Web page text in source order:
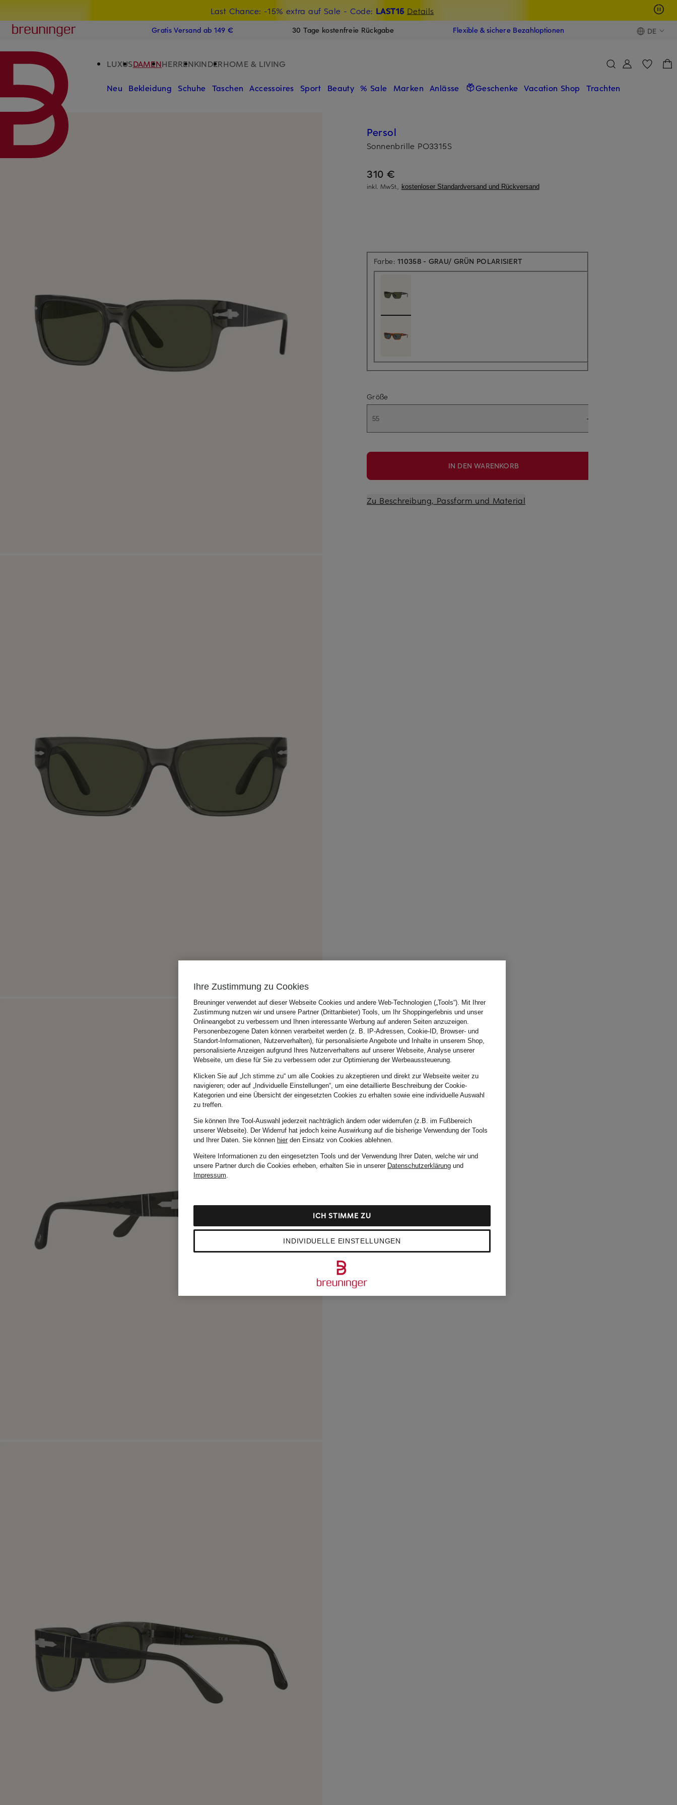
Last Chance: -15% extra auf Sale - Code: LAST15 Details
15€-Willkommensgutschein mit Beyond sichern
Breuninger
Gratis Versand ab 149 € 30 Tage kostenfreie Rückgabe Flexible & sichere Bezahloptionen DE
LUXUSDAMENHERRENKINDERHOME & LIVING
Neu Bekleidung Schuhe Taschen Accessoires Sport Beauty % Sale Marken Anlässe Geschenke Vacation Shop Trachten
Persol
Sonnenbrille PO3315S
310 €
inkl. MwSt., kostenloser Standardversand und Rückversand
Farbe:110358 - GRAU/ GRÜN POLARISIERT
Größe
55
IN DEN WARENKORB
Zu Beschreibung, Passform und Material
Ihre Zustimmung zu Cookies
Breuninger verwendet auf dieser Webseite Cookies und andere Web-Technologien („Tools“). Mit Ihrer
Zustimmung nutzen wir und unsere Partner (Drittanbieter) Tools, um Ihr Shoppingerlebnis und unser
Onlineangebot zu verbessern und Ihnen interessante Werbung auf anderen Seiten anzuzeigen.
Personenbezogene Daten können verarbeitet werden (z. B. IP-Adressen, Cookie-ID, Browser- und
Standort-Informationen, Nutzerverhalten), für personalisierte Angebote und Inhalte in unserem Shop,
personalisierte Anzeigen aufgrund Ihres Nutzerverhaltens auf unserer Webseite, Analyse unserer
Webseite, um diese für Sie zu verbessern oder zur Optimierung der Werbeaussteuerung.
Klicken Sie auf „Ich stimme zu“ um alle Cookies zu akzeptieren und direkt zur Webseite weiter zu
navigieren; oder auf „Individuelle Einstellungen“, um eine detaillierte Beschreibung der Cookie-
Kategorien und eine Übersicht der eingesetzten Cookies zu erhalten sowie eine individuelle Auswahl
zu treffen.
Sie können Ihre Tool-Auswahl jederzeit nachträglich ändern oder widerrufen (z.B. im Fußbereich
unserer Webseite). Der Widerruf hat jedoch keine Auswirkung auf die bisherige Verwendung der Tools
und Ihrer Daten. Sie können hierden Einsatz von Cookies ablehnen.
Weitere Informationen zu den eingesetzten Tools und der Verwendung Ihrer Daten, welche wir und
unsere Partner durch die Cookies erheben, erhalten Sie in unserer Datenschutzerklärung und
Impressum.
INDIVIDUELLE EINSTELLUNGEN
ICH STIMME ZU